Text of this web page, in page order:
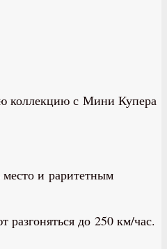
коллекцию с Мини Купера
и раритетным
до 250 км/час.